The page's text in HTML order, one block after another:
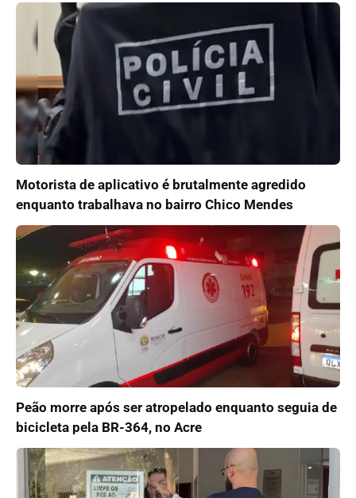
Motorista de aplicativo é brutalmente agredido
enquanto trabalhava no bairro Chico Mendes
Peão morre após ser atropelado enquanto seguia de
bicicleta pela BR-364, no Acre